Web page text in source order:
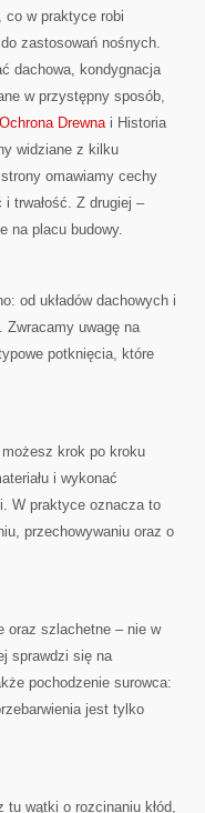
co w praktyce robi
zastosowań nośnych.
dachowa, kondygnacja
w przystępny sposób,
Drewnai Historia
widziane z kilku
omawiamy cechy
trwałość. Z drugiej –
na placu budowy.
od układów dachowych i
Zwracamy uwagę na
potknięcia, które
krok po kroku
i wykonać
W praktyce oznacza to
przechowywaniu oraz o
oraz szlachetne – nie w
sprawdzi się na
pochodzenie surowca:
jest tylko
wątki o rozcinaniu kłód,